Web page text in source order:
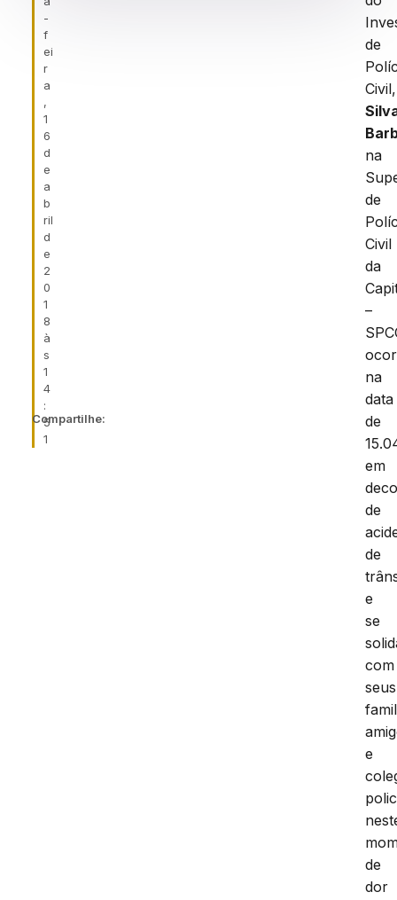
-
f
ei
r
a
,
1
6
d
e
a
b
ril
d
e
2
0
1
8
à
s
1
4
:
5
1
Compartilhe:
de
na
de
Civil
da
–
na
data
de
em
de
de
e
se
com
seus
e
de
dor